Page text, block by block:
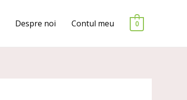
Despre noi Contul meu 0